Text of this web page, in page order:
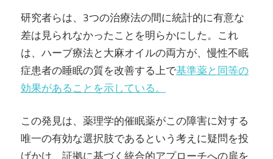
研究者らは、3つの治療法の間に統計的に有意な
差は見られなかったことを明らかにした。これ
は、ハーブ療法と大麻オイルの両方が、慢性不眠
症患者の睡眠の質を改善する上で基準薬と同等の
効果があることを示している。
この発見は、薬理学的催眠薬がこの障害に対する
唯一の有効な選択肢であるという考えに疑問を投